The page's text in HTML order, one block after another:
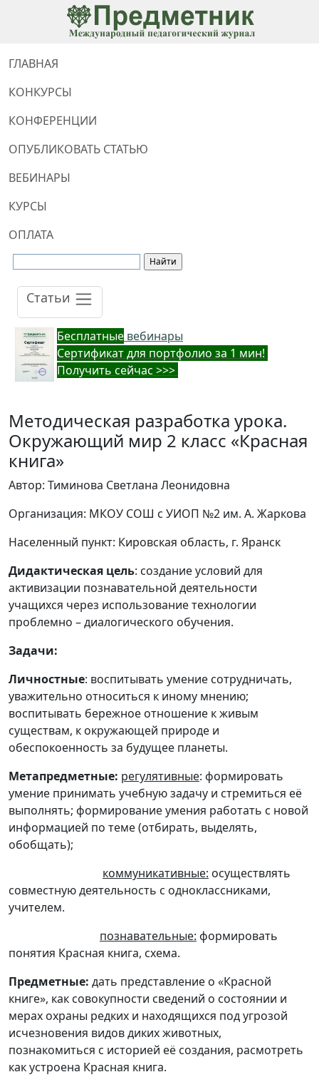
ГЛАВНАЯ
КОНКУРСЫ
КОНФЕРЕНЦИИ
ОПУБЛИКОВАТЬ СТАТЬЮ
ВЕБИНАРЫ
КУРСЫ
ОПЛАТА
Статьи
Бесплатные вебинары
Cертификат для портфолио за 1 мин!
Получить сейчас >>>
Методическая разработка урока.
Окружающий мир 2 класс «Красная
книга»
Автор: Тиминова Светлана Леонидовна
Организация: МКОУ СОШ с УИОП №2 им. А. Жаркова
Населенный пункт: Кировская область, г. Яранск
Дидактическая цель: создание условий для
активизации познавательной деятельности
учащихся через использование технологии
проблемно – диалогического обучения.
Задачи:
Личностные: воспитывать умение сотрудничать,
уважительно относиться к иному мнению;
воспитывать бережное отношение к живым
существам, к окружающей природе и
обеспокоенность за будущее планеты.
Метапредметные: регулятивные: формировать
умение принимать учебную задачу и стремиться её
выполнять; формирование умения работать с новой
информацией по теме (отбирать, выделять,
обобщать);
коммуникативные: осуществлять
совместную деятельность с одноклассниками,
учителем.
познавательные: формировать
понятия Красная книга, схема.
Предметные: дать представление о «Красной
книге», как совокупности сведений о состоянии и
мерах охраны редких и находящихся под угрозой
исчезновения видов диких животных,
познакомиться с историей её создания, расмотреть
как устроена Красная книга.